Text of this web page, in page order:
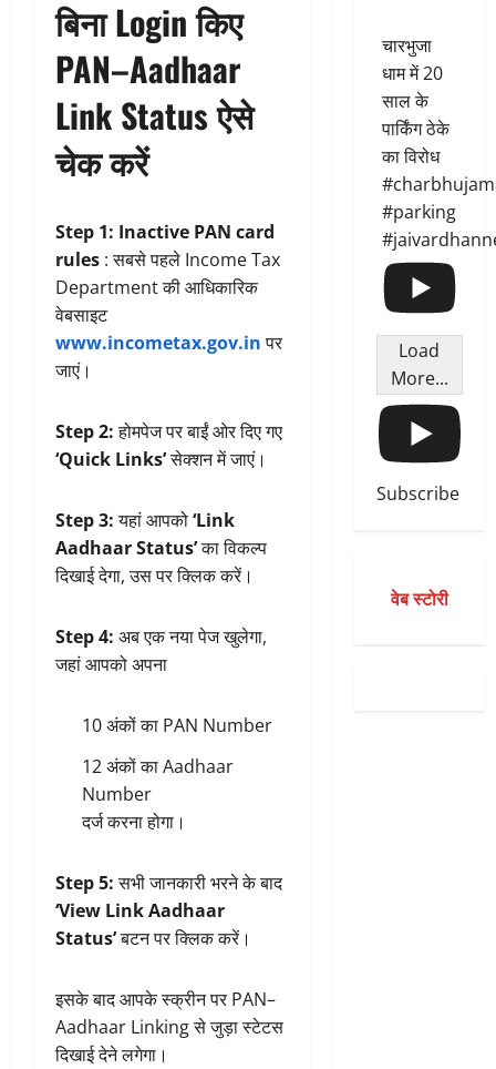
बिना Login किए
PAN–Aadhaar
Link Status ऐसे
चेक करें
Step 1: Inactive PAN card
rules : सबसे पहले Income Tax
Department की आधिकारिक
वेबसाइट
www.incometax.gov.inपर
जाएं।
Step 2:होमपेज पर बाईं ओर दिए गए
‘Quick Links’सेक्शन में जाएं।
Step 3:यहां आपको‘Link
Aadhaar Status’का विकल्प
दिखाई देगा, उस पर क्लिक करें।
Step 4: अब एक नया पेज खुलेगा,
जहां आपको अपना
10 अंकों का PAN Number
12 अंकों का Aadhaar
Number
दर्ज करना होगा।
Step 5:सभी जानकारी भरने के बाद
‘View Link Aadhaar
Status’बटन पर क्लिक करें।
इसके बाद आपके स्क्रीन पर PAN–
Aadhaar Linking से जुड़ा स्टेटस
दिखाई देने लगेगा।
चारभुजा
धाम में 20
साल के
पार्किंग ठेके
का विरोध
#parking
Load
More...
Subscribe
वेब स्टोरी